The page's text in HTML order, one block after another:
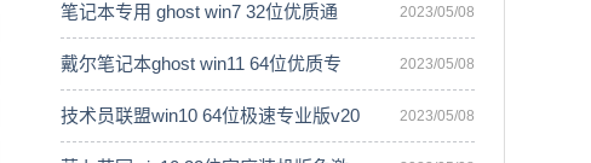
笔记本专用 ghost win7 32位优质通 2023/05/08
戴尔笔记本ghost win11 64位优质专 2023/05/08
技术员联盟win10 64位极速专业版v20 2023/05/08